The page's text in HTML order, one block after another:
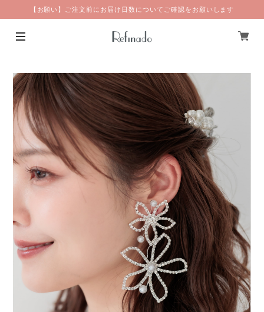
【お願い】ご注文前にお届け日数についてご確認をお願いします